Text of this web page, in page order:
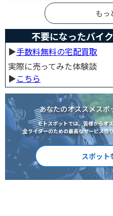
しても使え
もっ
不要になったバイ
▶︎手数料無料の宅配買取
実際に売ってみた体験談
▶︎こちら
あなたのオススメス
モトスポットでは、皆様からオ
全ライダーのための最高なサービス作
スポット